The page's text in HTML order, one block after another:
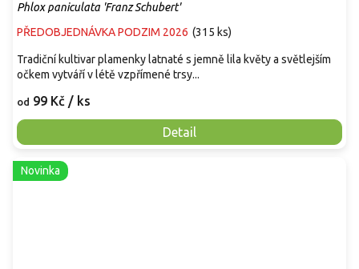
Phlox paniculata 'Franz Schubert'
PŘEDOBJEDNÁVKA PODZIM 2026 (315 ks)
od 99 Kč / ks
Detail
Tradiční kultivar plamenky latnaté s jemně lila květy a světlejším
očkem vytváří v létě vzpřímené trsy...
Novinka